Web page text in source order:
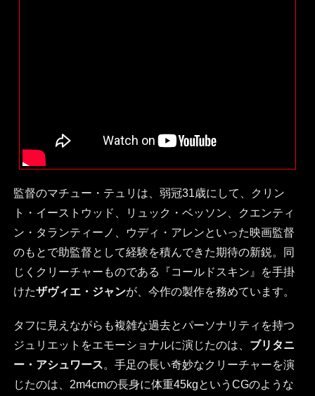
監督のマチュー・テュリは、弱冠31歳にして、クリン
ト・イーストウッド、リュック・ベッソン、クエンティ
ン・タランティーノ、ウディ・アレンといった映画監督
のもとで助監督として経験を積んできた期待の新鋭。同
じくクリーチャーものである『コールドスキン』を手掛
けたザヴィエ・ジャンが、今作の製作を務めています。
タフに見えながらも複雑な過去とパーソナリティを持つ
ジュリエットをエモーショナルに演じたのは、 ブリタニ
ー・アシュワース。手足の長い奇妙なクリーチャーを演
じたのは、2m4cmの長身に体重45kgというCGのような